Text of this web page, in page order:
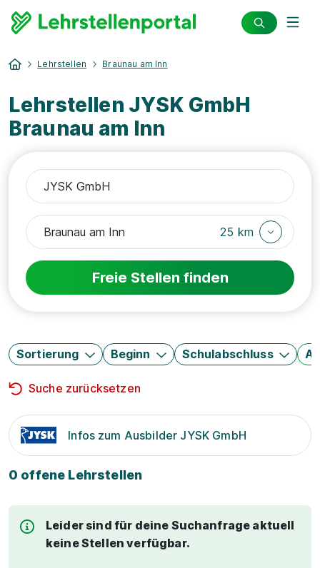
Lehrstellen Braunau am Inn
Lehrstellen JYSK GmbH
Braunau am Inn
25 km
Freie Stellen finden
Sortierung Beginn Schulabschluss
Suche zurücksetzen
Infos zum Ausbilder JYSK GmbH
0 offene Lehrstellen
Leider sind für deine Suchanfrage aktuell
keine Stellen verfügbar.